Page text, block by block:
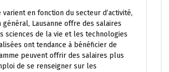
en fonction du secteur d’activité,
Lausanne offre des salaires
sciences de la vie et les technologies
ont tendance à bénéficier de
peuvent offrir des salaires plus
de se renseigner sur les